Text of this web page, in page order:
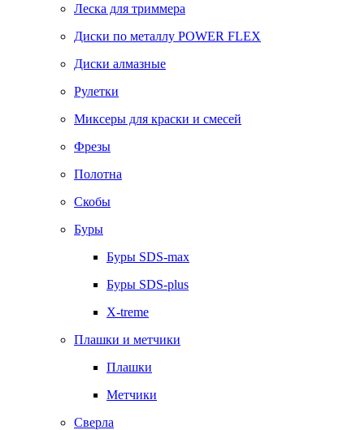
Леска для триммера
Диски по металлу POWER FLEX
Диски алмазные
Рулетки
Миксеры для краски и смесей
Фрезы
Полотна
Скобы
Буры
Буры SDS-max
Буры SDS-plus
X-treme
Плашки и метчики
Плашки
Метчики
Сверла